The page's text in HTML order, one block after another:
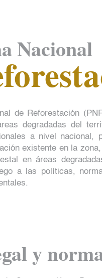
Nacional
de Reforestación
degradadas del
a nivel nacional,
existente en la
en áreas
a las políticas,
y